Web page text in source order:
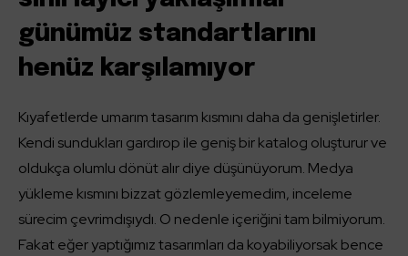
günümüz standartlarını
henüz karşılamıyor
Kıyafetlerde umarım tasarım kısmını daha da genişletirler.
Kendi sundukları gardırop ile geniş bir katalog oluşturur ve
oldukça olumlu dönüt alır diye düşünüyorum. Medya
yükleme kısmını bizzat gözlemleyemedim, inceleme
sürecim çevrimdışıydı. O nedenle içeriğini tam bilmiyorum.
Fakat eğer yaptığımız tasarımları da koyabiliyorsak bence